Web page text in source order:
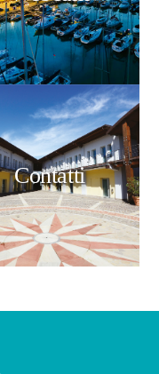
Contatti